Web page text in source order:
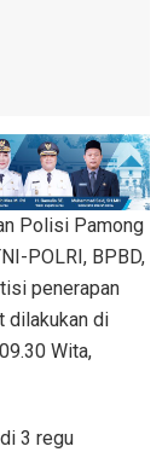
Polisi Pamong
POLRI, BPBD,
penerapan
dilakukan di
Wita,
3 regu